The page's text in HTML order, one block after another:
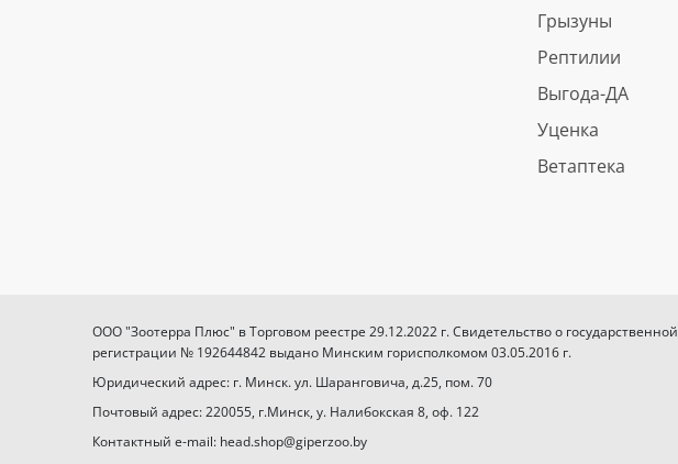
Грызуны
Рептилии
Выгода-ДА
Уценка
Ветаптека
ООО "Зоотерра Плюс" в Торговом реестре 29.12.2022 г. Свидетельство о государственной
регистрации № 192644842 выдано Минским горисполкомом 03.05.2016 г.
Юридический адрес: г. Минск. ул. Шаранговича, д.25, пом. 70
Почтовый адрес: 220055, г.Минск, у. Налибокская 8, оф. 122
Контактный e-mail: head.shop@giperzoo.by